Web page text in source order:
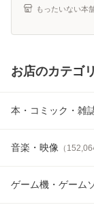
無料】もったいない本
お店のカテゴ
本・コミック・雑
音楽・映像 （
ゲーム機・ゲーム